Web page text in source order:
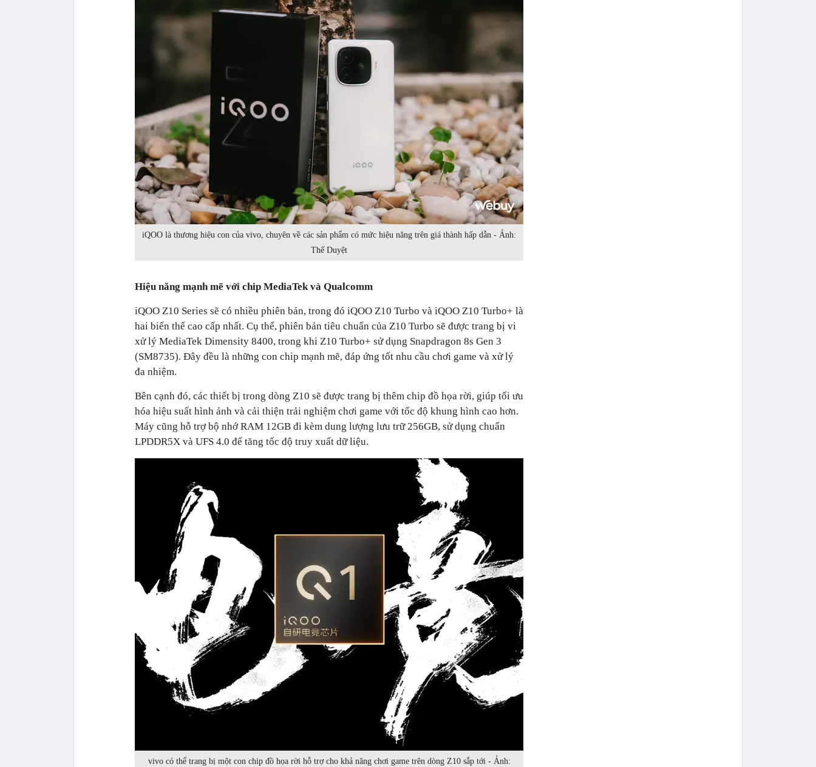
iQOO là thương hiệu con của vivo, chuyên về các sản phẩm có mức hiệu năng trên giá thành hấp dẫn - Ảnh:
Thế Duyệt
Hiệu năng mạnh mẽ với chip MediaTek và Qualcomm
iQOO Z10 Series sẽ có nhiều phiên bản, trong đó iQOO Z10 Turbo và iQOO Z10 Turbo+ là
hai biến thể cao cấp nhất. Cụ thể, phiên bản tiêu chuẩn của Z10 Turbo sẽ được trang bị vi
xử lý MediaTek Dimensity 8400, trong khi Z10 Turbo+ sử dụng Snapdragon 8s Gen 3
(SM8735). Đây đều là những con chip mạnh mẽ, đáp ứng tốt nhu cầu chơi game và xử lý
đa nhiệm.
Bên cạnh đó, các thiết bị trong dòng Z10 sẽ được trang bị thêm chip đồ họa rời, giúp tối ưu
hóa hiệu suất hình ảnh và cải thiện trải nghiệm chơi game với tốc độ khung hình cao hơn.
Máy cũng hỗ trợ bộ nhớ RAM 12GB đi kèm dung lượng lưu trữ 256GB, sử dụng chuẩn
LPDDR5X và UFS 4.0 để tăng tốc độ truy xuất dữ liệu.
vivo có thể trang bị một con chip đồ họa rời hỗ trợ cho khả năng chơi game trên dòng Z10 sắp tới - Ảnh: